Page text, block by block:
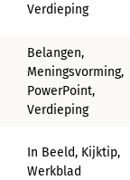
Verdieping
Belangen,
Meningsvorming,
PowerPoint,
Verdieping
In Beeld, Kijktip,
Werkblad